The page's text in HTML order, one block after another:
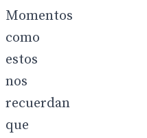
Momentos
como
estos
nos
recuerdan
que